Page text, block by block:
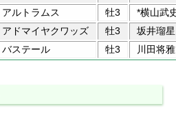
アルトラムス 牡3
*横山武
アドマイヤクワッズ 牡3
坂井瑠星
バステール 牡3 川田将雅